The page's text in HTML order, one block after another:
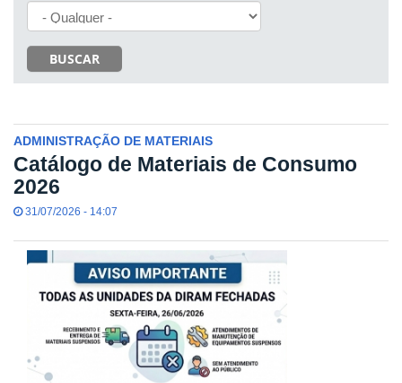
BUSCAR
ADMINISTRAÇÃO DE MATERIAIS
Catálogo de Materiais de Consumo
2026
31/07/2026 - 14:07